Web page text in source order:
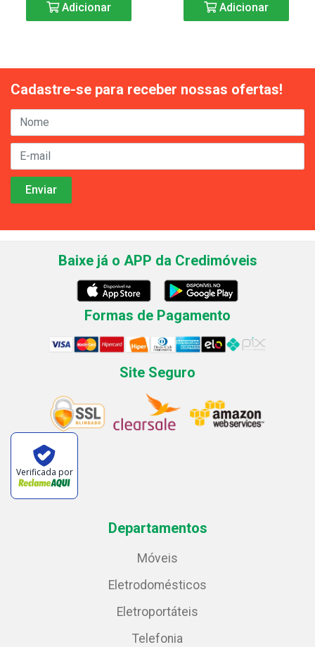
Adicionar Adicionar
Cadastre-se para receber nossas ofertas!
Baixe já o APP da Credimóveis
Formas de Pagamento
Site Seguro
Verificada por
Departamentos
Móveis
Eletrodomésticos
Eletroportáteis
Telefonia